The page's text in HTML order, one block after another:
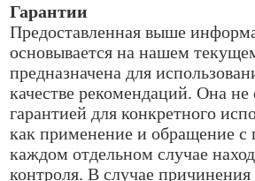
Гарантии
Предоставленная выше
основывается на нашем
предназначена для
качестве рекомендаций. Она
гарантией для конкретного
как применение и обращение с
каждом отдельном случае
контроля. В случае причинения